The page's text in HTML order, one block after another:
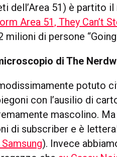
dell’Area 51) è partito
Area 51, They Can’t
milioni di persone
di The
potuto
con l’ausilio di
mascolino.
di subscriber e è
). Invece